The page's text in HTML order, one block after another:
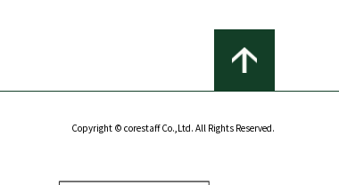
Copyright © corestaff Co.,Ltd. All Rights Reserved.